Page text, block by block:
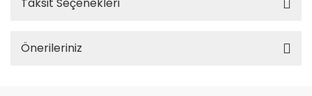
Önerileriniz